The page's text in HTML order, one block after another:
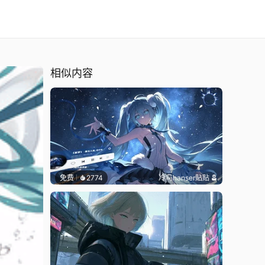
相似内容
免费 2774 冷鸟hanser贴贴